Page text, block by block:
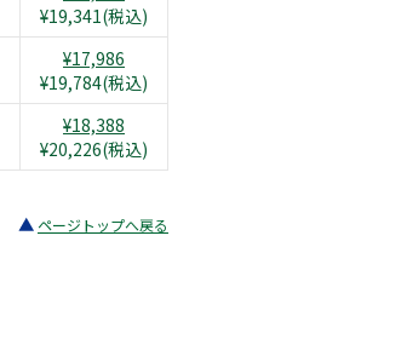
¥19,341(税込)
¥17,986
¥19,784(税込)
¥18,388
¥20,226(税込)
ページトップへ戻る